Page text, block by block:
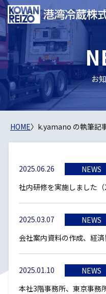
お
HOME〉 k.yamano の執筆記
2025.06.26
NEWS
社内研修を実施しました（
2025.03.07
NEWS
会社案内資料の作成、経
2025.01.10
NEWS
本社3階事務所、東京事務